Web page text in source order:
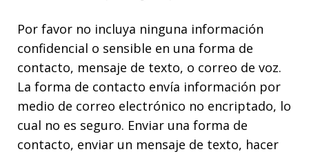
Por favor no incluya ninguna información
confidencial o sensible en una forma de
contacto, mensaje de texto, o correo de voz.
La forma de contacto envía información por
medio de correo electrónico no encriptado, lo
cual no es seguro. Enviar una forma de
contacto, enviar un mensaje de texto, hacer